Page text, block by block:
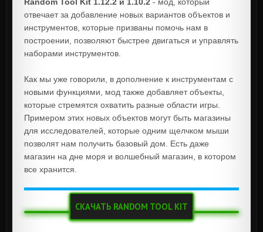
отвечает за добавление новых вариантов объектов и
инструментов, которые призваны помочь нам в
построении, позволяют быстрее двигаться и управлять
наборами инструментов.
Как мы уже говорили, в дополнение к инструментам с
новыми функциями, мод также добавляет объекты,
которые стремятся охватить разные области игры.
Примером этих новых объектов могут быть магазины
для исследователей, которые одним щелчком мыши
позволят нам получить базовый дом. Есть даже
магазин на дне моря и волшебный магазин, в котором
все хранится.
СКАЧАТЬ RANDOM TOOL KIT